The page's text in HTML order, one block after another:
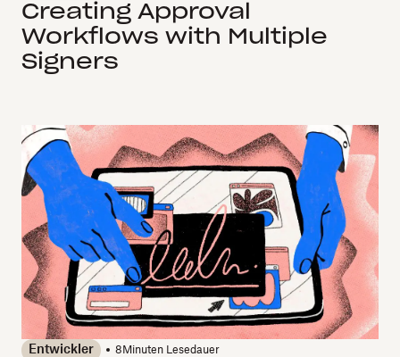
Creating Approval
Workflows with Multiple
Signers
Entwickler 8 Minuten Lesedauer